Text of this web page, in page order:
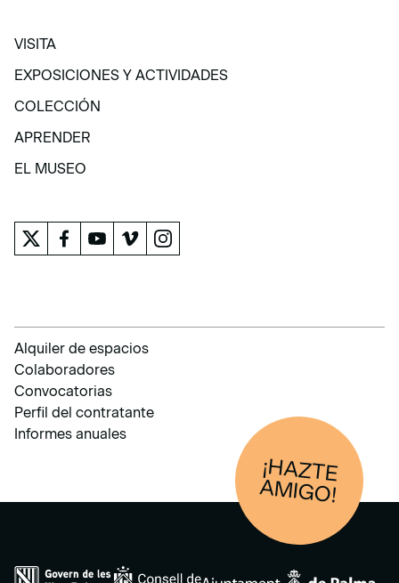
VISITA
VISITA
EXPOSICIONES Y ACTIVIDADES
EXPOSICIONES Y ACTIVIDADES
COLECCIÓN
COLECCIÓN
APRENDER
APRENDER
EL MUSEO
Alquiler de espacios
Colaboradores
Convocatorias
Perfil del contratante
Informes anuales
¡HAZTE
AM
IGO!